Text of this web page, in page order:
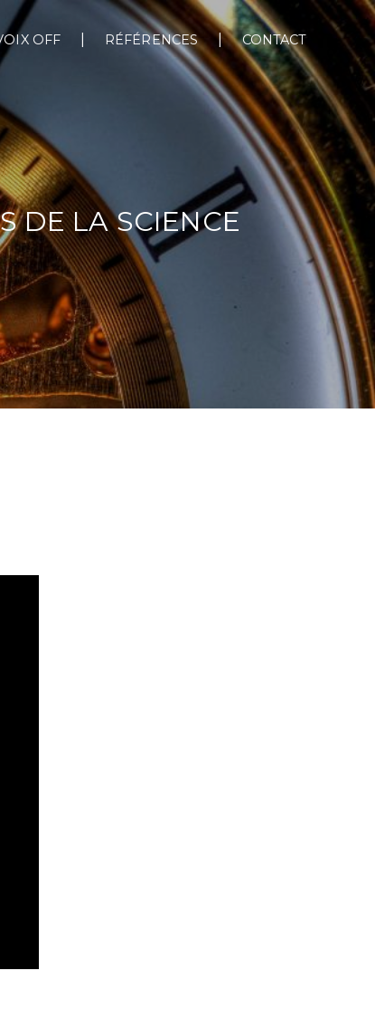
OFF RÉFÉRENCES CONTACT
DE LA SCIENCE